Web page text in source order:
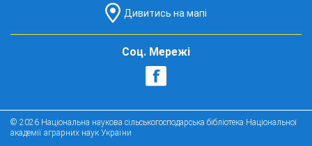
Дивитись на мапі
Соц. Мережі
© 2026 Національна наукова сільськогосподарська бібліотека Національної
академії аграрних наук України